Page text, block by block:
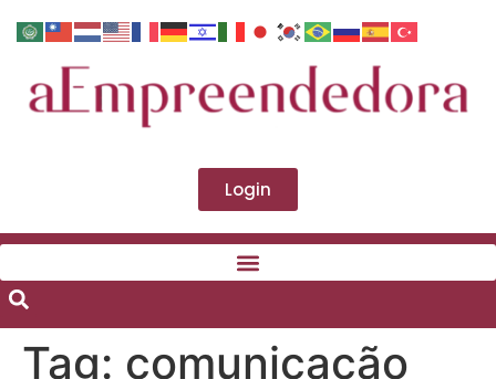
Login
Tag: comunicação